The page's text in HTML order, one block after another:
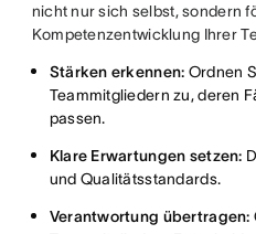
nicht nur sich selbst, sondern
Kompetenzentwicklung Ihrer
Stärken erkennen: Ordnen
Teammitgliedern zu, deren
passen.
Klare Erwartungen setzen:
und Qualitätsstandards.
Verantwortung übertragen: